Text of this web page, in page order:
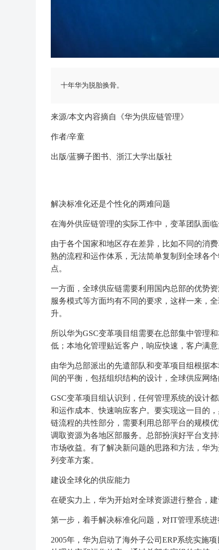
十年华为脱胎换骨。
来源/本文内容摘自《华为供应链管理》
作者/辛童
出版/蓝狮子图书、浙江大学出版社
解决标准化还是个性化的两难问题
在海外供应链管理的实际工作中，变革团队面
由于各个国家和地区存在差异，比如不同的消
熟的流程和运作体系，无法简单复制到全球各
点。
一方面，全球供应链需要利用国内总部的优势
服务模式等方面均有不同的要求，这样一来，
升。
所以华为GSC变革项目组需要在总部集中管理
低；本地化管理贴近客户，响应快速，客户满意
由华为总部派出的先遣部队和变革项目组根据
间的平衡，包括组织结构的设计，全球供应网
GSC变革项目组认识到，任何管理系统的设计
和运作成本、快速响应客户。要实现这一目的
链流程的共性部分，需要利用总部平台的规模
调取资源为各地区部服务。总部扮演好平台支
市场收益。有了解决新问题的思路和方法，华
列变革方案。
建设全球化的供应能力
在硬实力上，华为开始对全球资源进行整合，建
第一步，着手解决标准化问题，对IT管理系统
2005年，华为启动了海外子公司ERP系统实施